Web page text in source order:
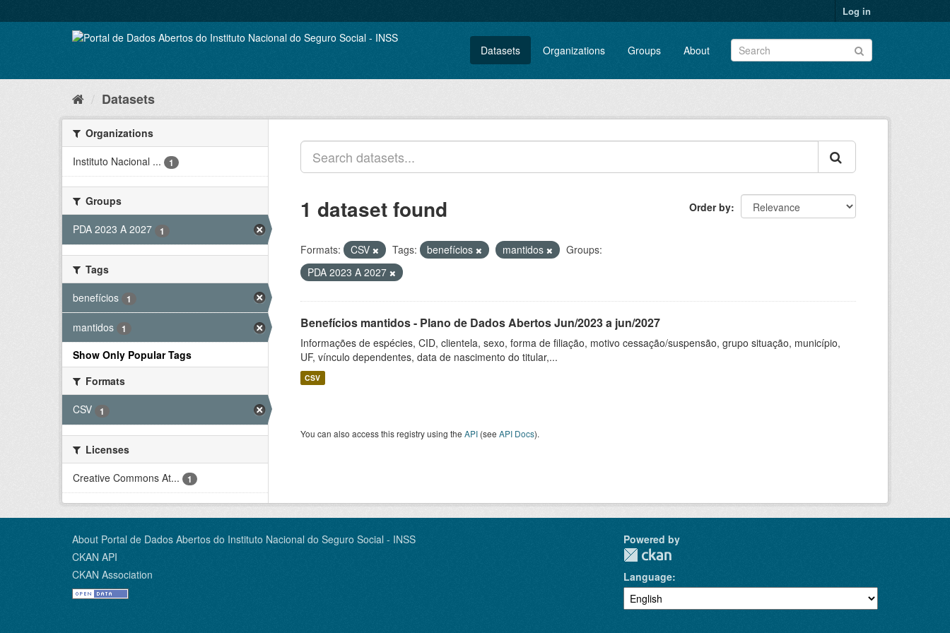
to
Log in
Datasets Organizations Groups About
Datasets
Organizations
Instituto Nacional ...
1
Groups
PDA 2023 A 2027
1
Tags
benefícios
1
mantidos 1
Show Only Popular Tags
Formats
CSV
1
Licenses
Creative Commons At...
1
Order by
1 dataset found
Formats: CSV Tags: benefícios mantidos
Groups:
PDA 2023 A 2027
Benefícios mantidos - Plano de Dados Abertos Jun/2023 a jun/2027
Informações de espécies, CID, clientela, sexo, forma de filiação, motivo cessação/suspensão, grupo situação, município,
UF, vínculo dependentes, data de nascimento do titular,...
CSV
You can also access this registry using the API (see API Docs).
About Portal de Dados Abertos do Instituto Nacional do Seguro Social - INSS
CKAN API
CKAN Association
Powered by
Language